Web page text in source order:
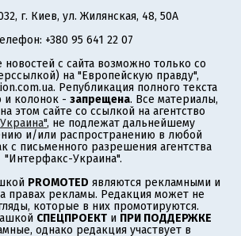
г. Киев, ул. Жилянская, 48, 50А
+380 95 641 22 07
новостей с сайта возможно только со
на "Европейскую правду",
Републикация полного текста
и колонок - запрещена. Все материалы,
этом сайте со ссылкой на агентство
, не подлежат дальнейшему
и/или распространению в любой
с письменного разрешения агентства
"Интерфакс-Украина".
PROMOTED являются рекламными и
правах рекламы. Редакция может не
которые в них промотируются.
СПЕЦПРОЕКТ и ПРИ ПОДДЕРЖКЕ
однако редакция участвует в